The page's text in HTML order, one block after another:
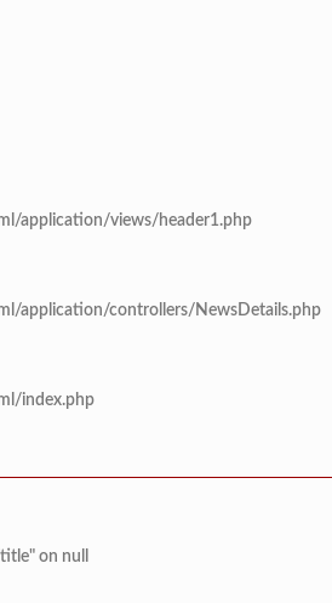
application/views/header1.php
application/controllers/NewsDetails.php
index.php
on null